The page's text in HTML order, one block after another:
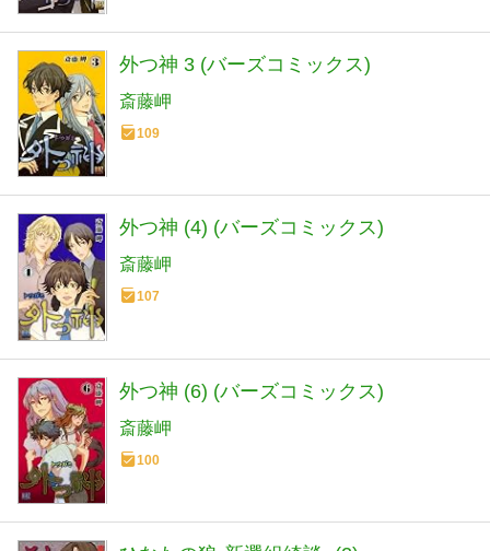
外つ神 3 (バーズコミックス)
斎藤岬
109
外つ神 (4) (バーズコミックス)
斎藤岬
107
外つ神 (6) (バーズコミックス)
斎藤岬
100